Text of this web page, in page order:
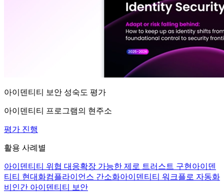
아이덴티티 보안 성숙도 평가
아이덴티티 프로그램의 현주소
평가 진행
활용 사례별
아이덴티티 위협 대응확장 가능한 제로 트러스트 구현 아이덴
티티 현대화컴플라이언스 간소화아이덴티티 워크플로 자동화
비인간 아이덴티티 보안